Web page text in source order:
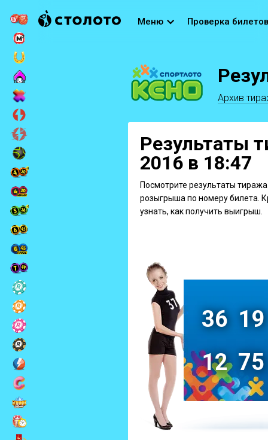
Меню Проверка билетов
Архив
Результаты
2016 в 18:47
Посмотрите результаты
розыгрыша по номеру билета.
узнать, как получить выигрыш.
36 19
12 75